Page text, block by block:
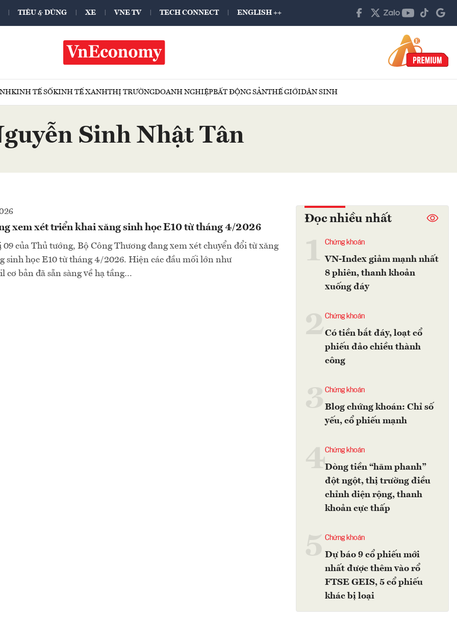
TIÊU & DÙNG XE VNE TV TECH CONNECT ENGLISH ++
KINH TẾ SỐKINH TẾ XANHTHỊ TRƯỜNGDOANH NGHIỆPBẤT ĐỘNG SẢNTHẾ GIỚIDÂN SINH
Sinh Nhật Tân
xem xét triển khai xăng sinh học E10 từ tháng 4/2026
của Thủ tướng, Bộ Công Thương đang xem xét chuyển đổi từ xăng
sinh học E10 từ tháng 4/2026. Hiện các đầu mối lớn như
cơ bản đã sẵn sàng về hạ tầng…
Đọc nhiều nhất
Chứng khoán
VN-Index giảm mạnh nhất
8 phiên, thanh khoản
xuống đáy
2Chứng khoán
Có tiền bắt đáy, loạt cổ
phiếu đảo chiều thành
công
Chứng khoán
Blog chứng khoán: Chỉ số
yếu, cổ phiếu mạnh
4Chứng khoán
Dòng tiền “hãm phanh”
đột ngột, thị trường điều
chỉnh diện rộng, thanh
khoản cực thấp
Chứng khoán
Dự báo 9 cổ phiếu mới
nhất được thêm vào rổ
FTSE GEIS, 5 cổ phiếu
khác bị loại